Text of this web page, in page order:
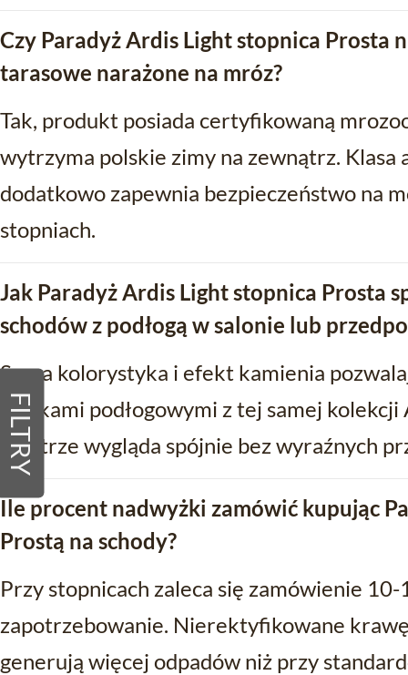
FILTRY
Czy Paradyż Ardis Light stopnica Prosta
tarasowe narażone na mróz?
Tak, produkt posiada certyfikowaną
wytrzyma polskie zimy na zewnątrz. Klasa
dodatkowo zapewnia bezpieczeństwo na
stopniach.
Jak Paradyż Ardis Light stopnica Prosta
schodów z podłogą w salonie lub
Szara kolorystyka i efekt kamienia
płytkami podłogowymi z tej samej
wnętrze wygląda spójnie bez wyraźnych
Ile procent nadwyżki zamówić kupując
Prostą na schody?
Przy stopnicach zaleca się zamówienie
zapotrzebowanie. Nierektyfikowane
generują więcej odpadów niż przy